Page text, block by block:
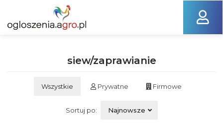
siew/zaprawianie
Wszystkie Prywatne Firmowe
Sortuj po: Najnowsze